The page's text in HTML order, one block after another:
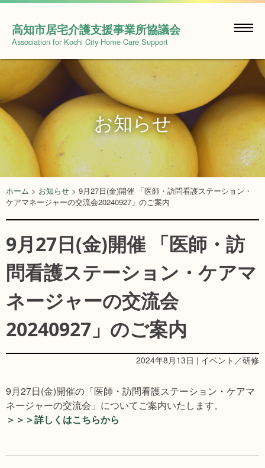
Skip
content
高知市居宅介護支援事業所協議会
Association for Kochi City Home Care Support
お知らせ
ホーム > お知らせ > 9月27日(金)開催 「医師・訪問看護ステーション・
ケアマネージャーの交流会20240927」のご案内
9月27日(金)開催 「医師・訪
問看護ステーション・ケアマ
ネージャーの交流会
20240927」のご案内
2024年8月13日 | イベント／研修
9月27日(金)開催の「医師・訪問看護ステーション・ケアマ
ネージャーの交流会」についてご案内いたします。
＞＞＞詳しくはこちらから